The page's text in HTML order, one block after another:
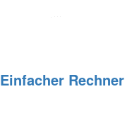
Einfacher Rechner